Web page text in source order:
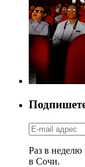
Раз в
в Сочи.